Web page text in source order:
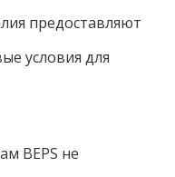
предоставляют
условия для
BEPS не